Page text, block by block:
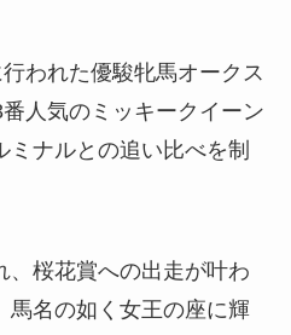
われた優駿牝馬オークス
番人気のミッキークイーン
ナルとの追い比べを制
、桜花賞への出走が叶わ
馬名の如く女王の座に輝